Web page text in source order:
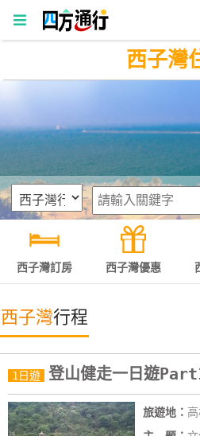
四
行
房
灣
訂
房
直接跟飯店訂房 HOT
特
色
民
宿
西子灣
西子灣訂房 西子灣優惠
西子灣行程
1日遊 登山健走一日遊
旅遊地：